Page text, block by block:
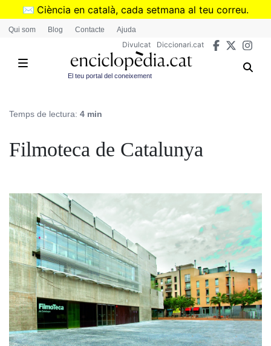
Vés
✉️ Ciència en català, cada setmana al teu correu.
➜Subscriu-te al butlletí de Divulcat
Qui som Blog Contacte Ajuda
Divulcat Diccionari.cat
El teu portal del coneixement
Temps de lectura: 4 min
Filmoteca de Catalunya